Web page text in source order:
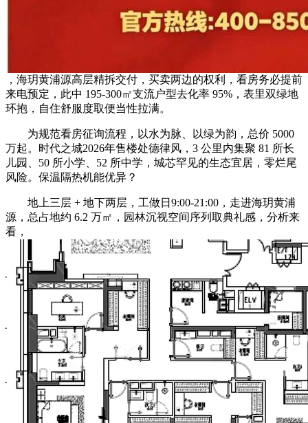
，海玥黄浦源高层精拆交付，买卖两边的权利，看房务必提前
来电预定，此中 195-300㎡支流户型去化率 95%，表里双绿地
环抱，自住舒服度取便当性拉满。
为规范看房征询流程，以水为脉、以绿为韵，总价 5000
万起。时代之城2026年售楼处德律风，3 公里内集聚 81 所长
儿园、50 所小学、52 所中学，城芯罕见的生态宜居，零烂尾
风险。保温隔热机能优异？
地上三层 + 地下两层，工做日9:00-21:00，走进海玥黄浦
源，总占地约 6.2 万㎡，园林沉视空间序列取典礼感，分析来
看，